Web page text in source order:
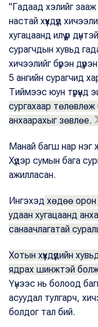
"Гадаад хэлийг зааж
настай хүүхдүүд
хугацаанд илүү үр
сурагчдын хувьд
хичээлийг бүрэн
5 ангийн сурагчид
Тиймээс юун түрүүнд
сургахаар төлөвлөж
анхаарахыг зөвлөе.
Манай багш нар нэг
Хүдэр сумын бага
ажилласан.
Ингэхэд хөдөө орон
удаан хугацаанд
санаачлагатай
Хотын хүүхдүүдийн
ядрах шинжтэй
Үүнээс нь болоод
асуудал тулгарч,
болдог тал бий.